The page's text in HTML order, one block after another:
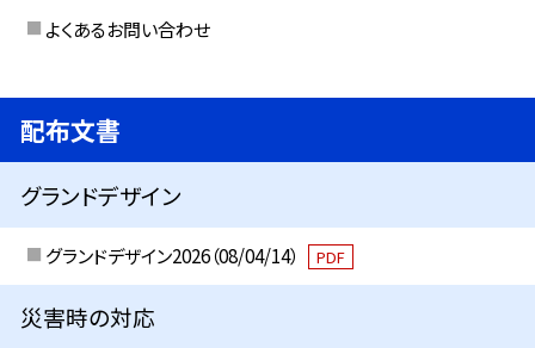
よくあるお問い合わせ
配布文書
グランドデザイン
グランドデザイン2026（08/04/14） PDF
災害時の対応